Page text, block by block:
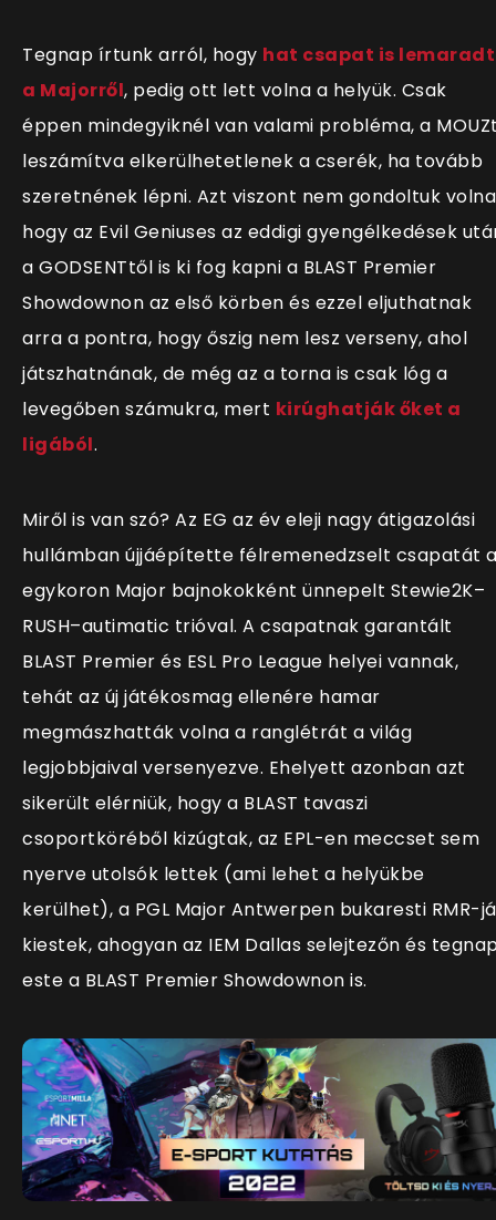
Tegnap írtunk arról, hogy hat csapat is lemaradt
a Majorről, pedig ott lett volna a helyük. Csak
éppen mindegyiknél van valami probléma, a
leszámítva elkerülhetetlenek a cserék, ha tovább
szeretnének lépni. Azt viszont nem gondoltuk
hogy az Evil Geniuses az eddigi gyengélkedések
a GODSENTtől is ki fog kapni a BLAST Premier
Showdownon az első körben és ezzel eljuthatnak
arra a pontra, hogy őszig nem lesz verseny, ahol
játszhatnának, de még az a torna is csak lóg a
levegőben számukra, mert kirúghatják őket a
ligából.
Miről is van szó? Az EG az év eleji nagy átigazolási
hullámban újjáépítette félremenedzselt csapatát
egykoron Major bajnokokként ünnepelt Stewie2K–
RUSH–autimatic trióval. A csapatnak garantált
BLAST Premier és ESL Pro League helyei vannak,
tehát az új játékosmag ellenére hamar
megmászhatták volna a ranglétrát a világ
legjobbjaival versenyezve. Ehelyett azonban azt
sikerült elérniük, hogy a BLAST tavaszi
csoportköréből kizúgtak, az EPL-en meccset sem
nyerve utolsók lettek (ami lehet a helyükbe
kerülhet), a PGL Major Antwerpen bukaresti RMR-
kiestek, ahogyan az IEM Dallas selejtezőn és
este a BLAST Premier Showdownon is.